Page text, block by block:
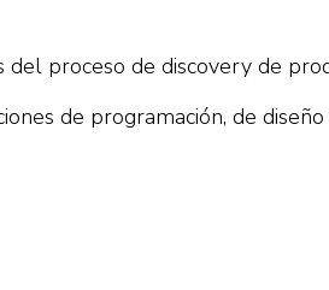
proceso de discovery de
de programación, de